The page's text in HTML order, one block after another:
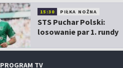
15:30 PIŁKA NOŻNA
STS Puchar Polski:
losowanie par 1. rundy
PROGRAM TV